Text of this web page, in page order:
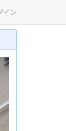
イン